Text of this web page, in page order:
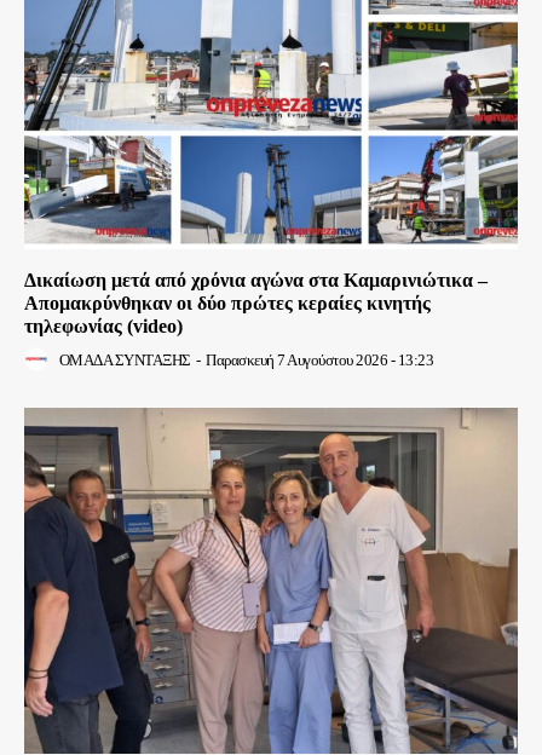
Δικαίωση μετά από χρόνια αγώνα στα Καμαρινιώτικα –
Απομακρύνθηκαν οι δύο πρώτες κεραίες κινητής
τηλεφωνίας (video)
ΟΜΑΔΑ ΣΥΝΤΑΞΗΣ - Παρασκευή 7 Αυγούστου 2026 - 13:23